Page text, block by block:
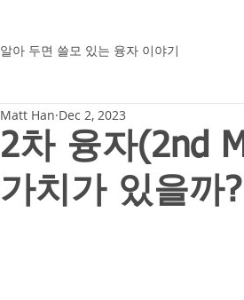
알아 두면 쓸모 있는 융자 이야기
2차 융자(2nd
가치가 있을까?
Matt Han Dec 2, 2023